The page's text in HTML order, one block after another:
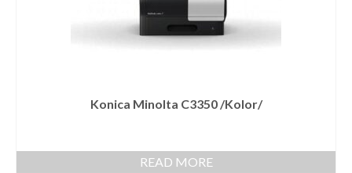
Konica Minolta C3350 /Kolor/
READ MORE